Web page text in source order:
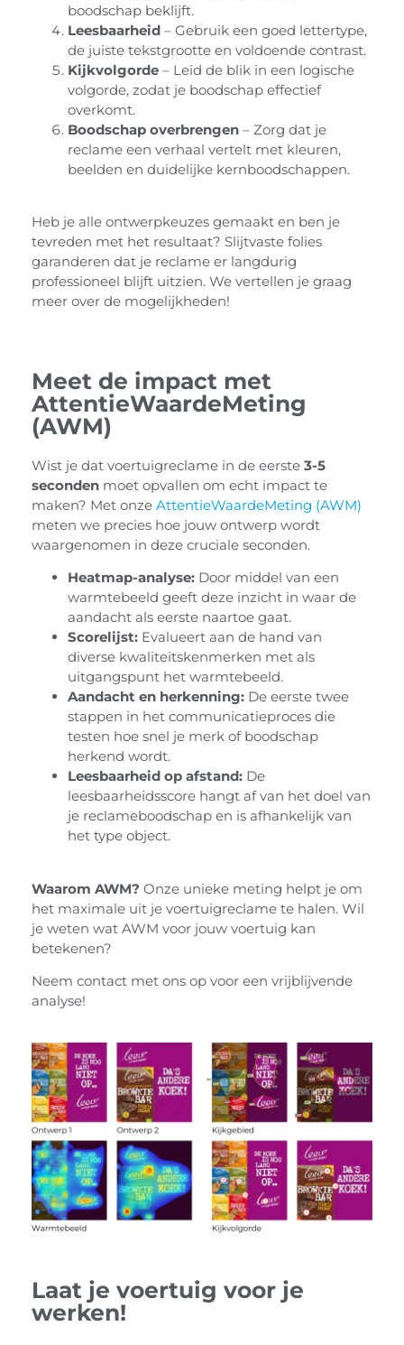
boodschap beklijft.
Leesbaarheid – Gebruik een goed lettertype,
de juiste tekstgrootte en voldoende contrast.
Kijkvolgorde – Leid de blik in een logische
volgorde, zodat je boodschap effectief
overkomt.
Boodschap overbrengen – Zorg dat je
reclame een verhaal vertelt met kleuren,
beelden en duidelijke kernboodschappen.
Heb je alle ontwerpkeuzes gemaakt en ben je
tevreden met het resultaat? Slijtvaste folies
garanderen dat je reclame er langdurig
professioneel blijft uitzien. We vertellen je graag
meer over de mogelijkheden!
Meet de impact met
AttentieWaardeMeting
(AWM)
Wist je dat voertuigreclame in de eerste 3-5
seconden moet opvallen om echt impact te
maken? Met onze AttentieWaardeMeting (AWM)
meten we precies hoe jouw ontwerp wordt
waargenomen in deze cruciale seconden.
Heatmap-analyse: Door middel van een
warmtebeeld geeft deze inzicht in waar de
aandacht als eerste naartoe gaat.
Scorelijst: Evalueert aan de hand van
diverse kwaliteitskenmerken met als
uitgangspunt het warmtebeeld.
Aandacht en herkenning: De eerste twee
stappen in het communicatieproces die
testen hoe snel je merk of boodschap
herkend wordt.
Leesbaarheid op afstand: De
leesbaarheidsscore hangt af van het doel van
je reclameboodschap en is afhankelijk van
het type object.
Waarom AWM? Onze unieke meting helpt je om
het maximale uit je voertuigreclame te halen. Wil
je weten wat AWM voor jouw voertuig kan
betekenen?
Neem contact met ons op voor een vrijblijvende
analyse!
Laat je voertuig voor je
werken!